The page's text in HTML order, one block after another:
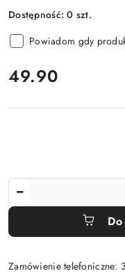
Dostępność:0 szt.
Powiadom gdy
cena:
49.90
Zamówienie telefoniczne: